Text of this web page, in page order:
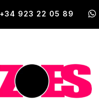
+34 923 22 05 89